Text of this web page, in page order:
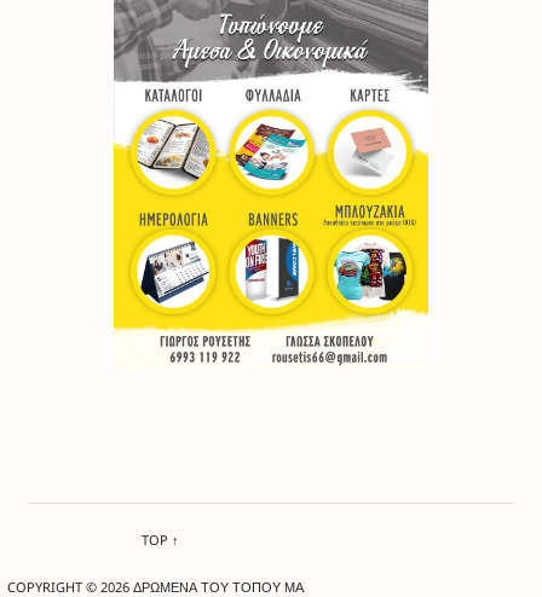
TOP ↑
COPYRIGHT © 2026 ΔΡΩΜΕΝΑ ΤΟΥ ΤΟΠΟΥ ΜΑΣ